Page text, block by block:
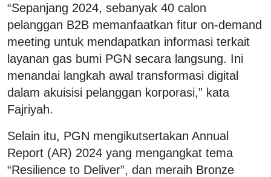
“Sepanjang 2024, sebanyak 40 calon
pelanggan B2B memanfaatkan fitur on-demand
meeting untuk mendapatkan informasi terkait
layanan gas bumi PGN secara langsung. Ini
menandai langkah awal transformasi digital
dalam akuisisi pelanggan korporasi,” kata
Fajriyah.
Selain itu, PGN mengikutsertakan Annual
Report (AR) 2024 yang mengangkat tema
“Resilience to Deliver”, dan meraih Bronze